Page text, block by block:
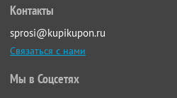
Контакты
sprosi@kupikupon.ru
Связаться с нами
Мы в Соцсетях